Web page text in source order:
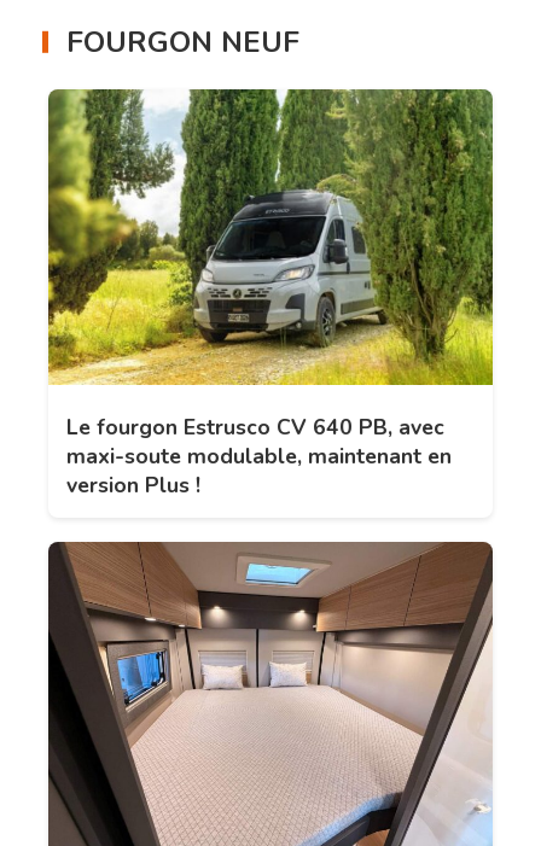
FOURGON NEUF
Le fourgon Estrusco CV 640 PB, avec
maxi-soute modulable, maintenant en
version Plus !